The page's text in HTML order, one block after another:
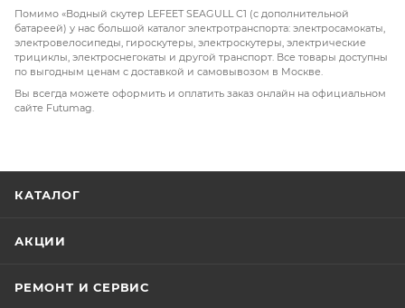
Помимо «Водный скутер LEFEET SEAGULL C1 (с дополнительной
батареей) у нас большой каталог электротранспорта: электросамокаты,
электровелосипеды, гироскутеры, электроскутеры, электрические
трициклы, электроснегокаты и другой транспорт. Все товары доступны
по выгодным ценам с доставкой и самовывозом в Москве.
Вы всегда можете оформить и оплатить заказ онлайн на официальном
сайте Futumag.
КАТАЛОГ
АКЦИИ
РЕМОНТ И СЕРВИС